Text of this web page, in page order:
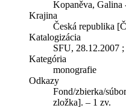
Kopaněva, Galina
Krajina
Česká republika
Katalogizácia
SFU, 28.12.2007
Kategória
monografie
Odkazy
Fond/zbierka/
zložka]. – 1 zv.